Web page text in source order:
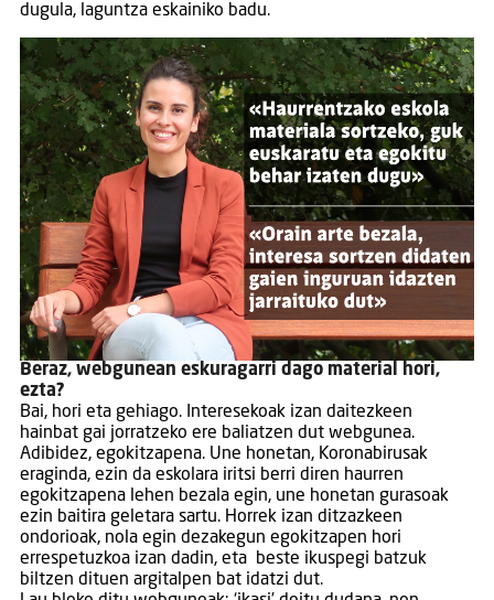
dugula, laguntza eskainiko badu.
Beraz, webgunean eskuragarri dago material hori,
ezta?
Bai, hori eta gehiago. Interesekoak izan daitezkeen
hainbat gai jorratzeko ere baliatzen dut webgunea.
Adibidez, egokitzapena. Une honetan, Koronabirusak
eraginda, ezin da eskolara iritsi berri diren haurren
egokitzapena lehen bezala egin, une honetan gurasoak
ezin baitira geletara sartu. Horrek izan ditzazkeen
ondorioak, nola egin dezakegun egokitzapen hori
errespetuzkoa izan dadin, eta beste ikuspegi batzuk
biltzen dituen argitalpen bat idatzi dut.